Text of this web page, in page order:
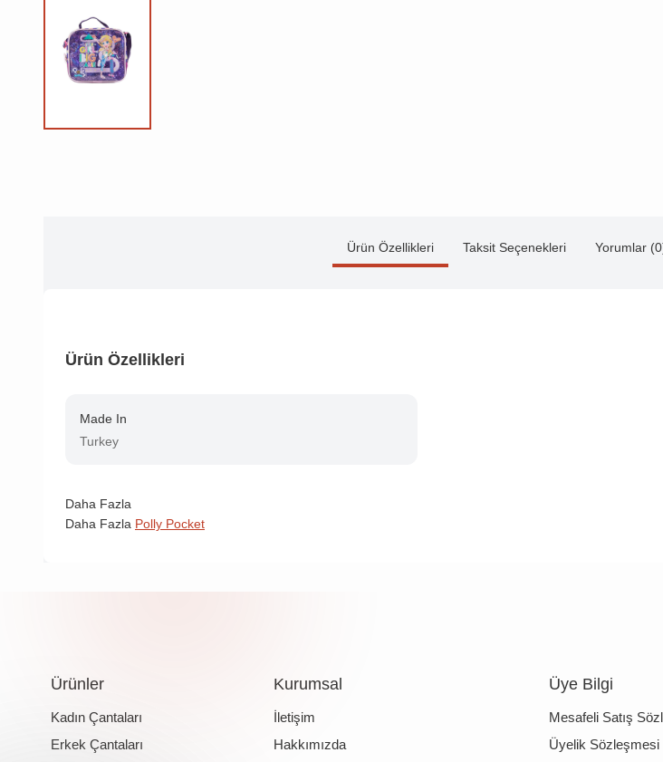
Ürün Özellikleri Taksit Seçenekleri Yorumlar
Ürün Özellikleri
Made In
Turkey
Daha Fazla
Daha Fazla Polly Pocket
Ürünler
Kadın Çantaları
Erkek Çantaları
Kurumsal
İletişim
Hakkımızda
Üye Bilgi
Mesafeli Satış
Üyelik Sözleşmesi